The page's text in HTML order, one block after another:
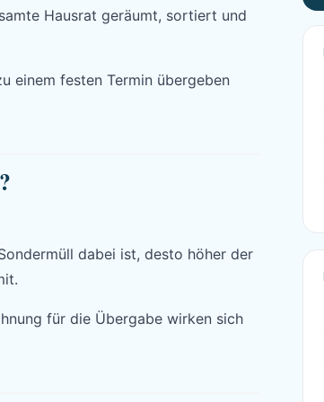
Hausrat geräumt, sortiert und
einem festen Termin übergeben
dabei ist, desto höher der
für die Übergabe wirken sich